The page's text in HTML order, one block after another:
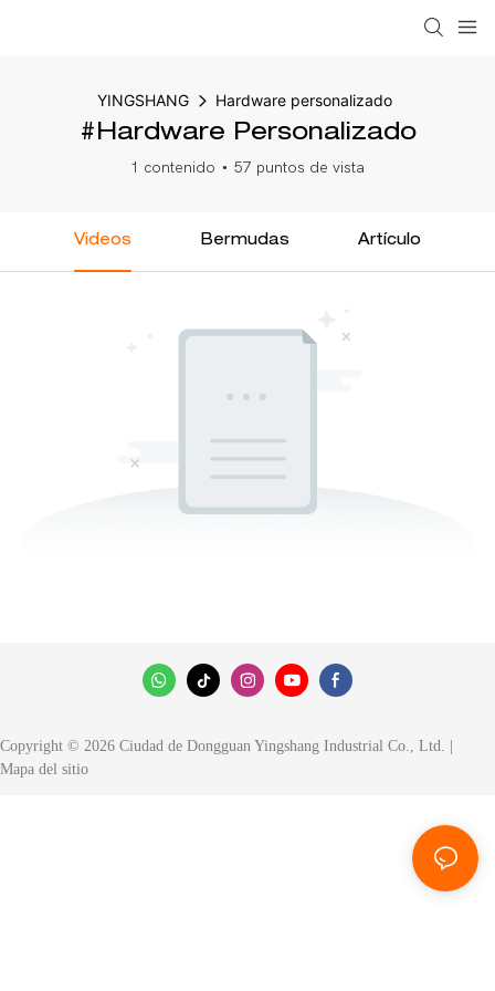
YINGSHANG Hardware personalizado
#Hardware Personalizado
1 contenido 57 puntos de vista
Videos Bermudas Artículo
Copyright © 2026 Ciudad de Dongguan Yingshang Industrial Co., Ltd. |
Mapa del sitio